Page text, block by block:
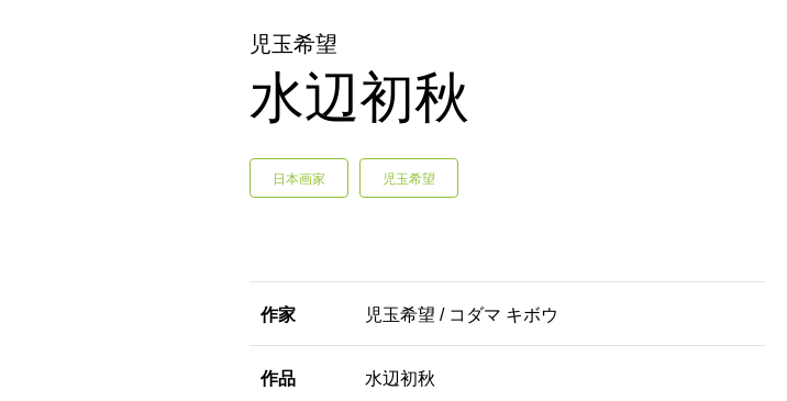
児玉希望
水辺初秋
日本画家 児玉希望
作家 児玉希望 / コダマ キボウ
作品 水辺初秋